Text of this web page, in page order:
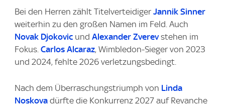
Bei den Herren zählt Titelverteidiger Jannik Sinner
weiterhin zu den großen Namen im Feld. Auch
Novak Djokovic und Alexander Zverevstehen im
Fokus. Carlos Alcaraz, Wimbledon-Sieger von 2023
und 2024, fehlte 2026 verletzungsbedingt.
Nach dem Überraschungstriumph von Linda
Noskova dürfte die Konkurrenz 2027 auf Revanche